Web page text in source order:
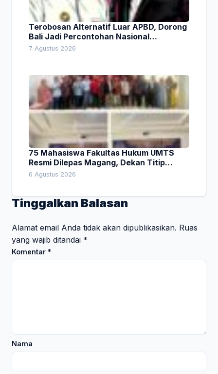
Terobosan Alternatif Luar APBD, Dorong
Bali Jadi Percontohan Nasional
Pembiayaan Daerah
7 Agustus 2026
75 Mahasiswa Fakultas Hukum UMTS
Resmi Dilepas Magang, Dekan Titip
Empat Pesan Penting
6 Agustus 2026
Tinggalkan Balasan
Alamat email Anda tidak akan dipublikasikan. Ruas
yang wajib ditandai *
Komentar *
Nama